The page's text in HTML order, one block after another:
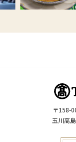
〒158-
玉川高